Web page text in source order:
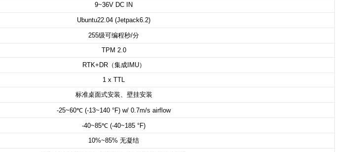
9~36V DC IN
Ubuntu22.04 (Jetpack6.2)
255级可编程秒/分
TPM 2.0
RTK+DR（集成IMU）
1 x TTL
标准桌面式安装、壁挂安装
-25~60℃ (-13~140 °F) w/ 0.7m/s airflow
-40~85℃ (-40~185 °F)
10%~85%无凝结